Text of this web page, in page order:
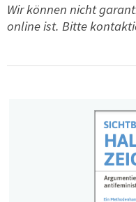
Wir können nicht
online ist. Bitte